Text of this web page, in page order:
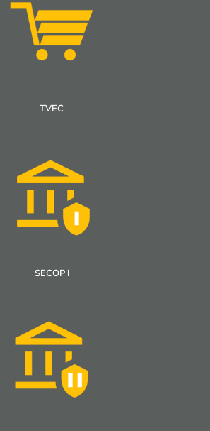
TVEC
SECOP I